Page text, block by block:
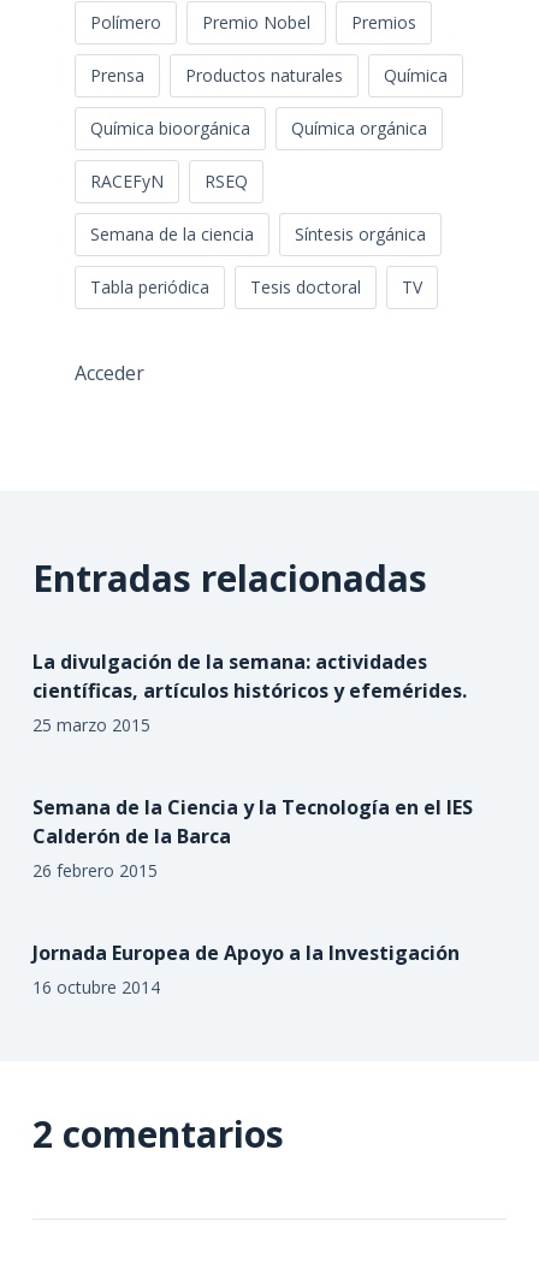
Polímero Premio Nobel Premios
Prensa Productos naturales Química
Química bioorgánica Química orgánica
RACEFyN RSEQ
Semana de la ciencia Síntesis orgánica
Tabla periódica Tesis doctoral TV
Acceder
Entradas relacionadas
La divulgación de la semana: actividades
científicas, artículos históricos y efemérides.
25 marzo 2015
Semana de la Ciencia y la Tecnología en el IES
Calderón de la Barca
26 febrero 2015
Jornada Europea de Apoyo a la Investigación
16 octubre 2014
2 comentarios